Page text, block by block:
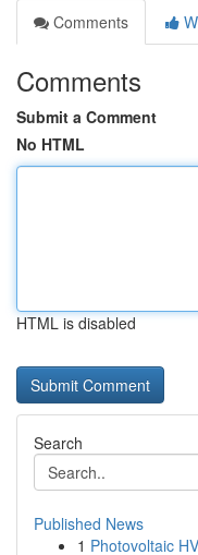
Comments
Comments
Submit a Comment
No HTML
HTML is disabled
Search
Published News
1 Photovoltaic